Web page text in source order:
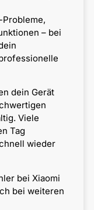
– bei
dein Gerät
Viele
Tag
wieder
bei Xiaomi
bei weiteren